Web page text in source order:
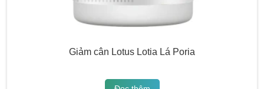
Giảm cân Lotus Lotia Lá Poria